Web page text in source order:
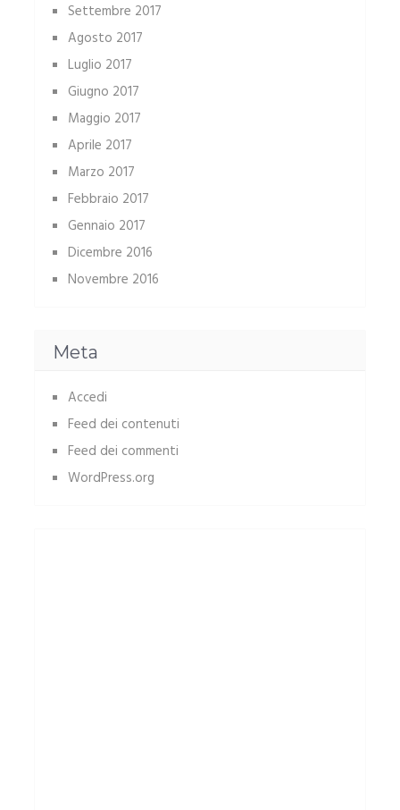
Settembre 2017
Agosto 2017
Luglio 2017
Giugno 2017
Maggio 2017
Aprile 2017
Marzo 2017
Febbraio 2017
Gennaio 2017
Dicembre 2016
Novembre 2016
Meta
Accedi
Feed dei contenuti
Feed dei commenti
WordPress.org